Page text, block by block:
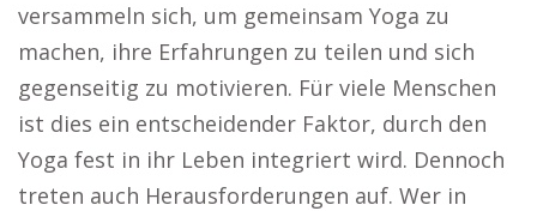
versammeln sich, um gemeinsam Yoga zu
machen, ihre Erfahrungen zu teilen und sich
gegenseitig zu motivieren. Für viele Menschen
ist dies ein entscheidender Faktor, durch den
Yoga fest in ihr Leben integriert wird. Dennoch
treten auch Herausforderungen auf. Wer in